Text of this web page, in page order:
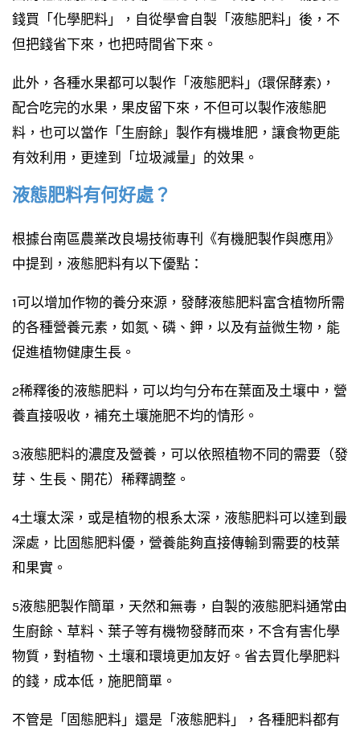
錢買「化學肥料」，自從學會自製「液態肥料」後，不
但把錢省下來，也把時間省下來。
此外，各種水果都可以製作「液態肥料」(環保酵素)，
配合吃完的水果，果皮留下來，不但可以製作液態肥
料，也可以當作「生廚餘」製作有機堆肥，讓食物更能
有效利用，更達到「垃圾減量」的效果。
液態肥料有何好處？
根據台南區農業改良場技術專刊《有機肥製作與應用》
中提到，液態肥料有以下優點：
1可以增加作物的養分來源，發酵液態肥料富含植物所需
的各種營養元素，如氮、磷、鉀，以及有益微生物，能
促進植物健康生長。
2稀釋後的液態肥料，可以均勻分布在葉面及土壤中，營
養直接吸收，補充土壤施肥不均的情形。
3液態肥料的濃度及營養，可以依照植物不同的需要（發
芽、生長、開花）稀釋調整。
4土壤太深，或是植物的根系太深，液態肥料可以達到最
深處，比固態肥料優，營養能夠直接傳輸到需要的枝葉
和果實。
5液態肥製作簡單，天然和無毒，自製的液態肥料通常由
生廚餘、草料、葉子等有機物發酵而來，不含有害化學
物質，對植物、土壤和環境更加友好。省去買化學肥料
的錢，成本低，施肥簡單。
不管是「固態肥料」還是「液態肥料」，各種肥料都有